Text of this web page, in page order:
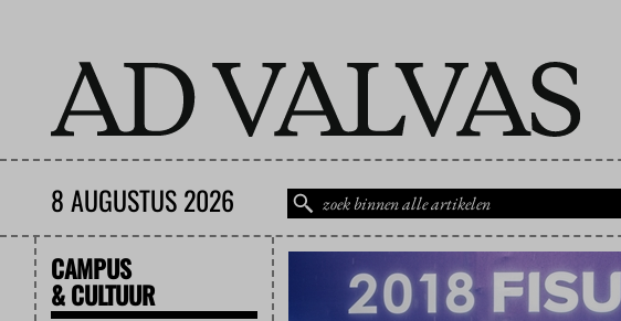
8 AUGUSTUS 2026
CAMPUS
& CULTUUR